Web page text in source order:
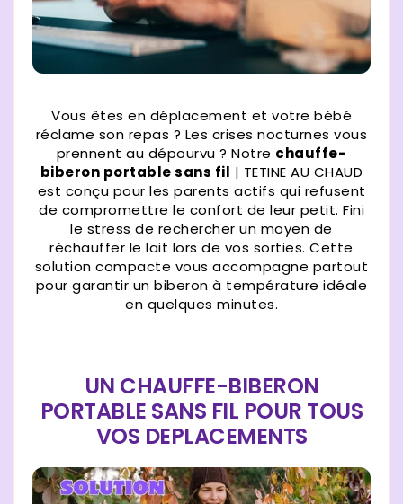
Vous êtes en déplacement et votre bébé
réclame son repas ? Les crises nocturnes vous
prennent au dépourvu ? Notre chauffe-
biberon portable sans fil | TETINE AU CHAUD
est conçu pour les parents actifs qui refusent
de compromettre le confort de leur petit. Fini
le stress de rechercher un moyen de
réchauffer le lait lors de vos sorties. Cette
solution compacte vous accompagne partout
pour garantir un biberon à température idéale
en quelques minutes.
UN CHAUFFE-BIBERON
PORTABLE SANS FIL POUR TOUS
VOS DEPLACEMENTS